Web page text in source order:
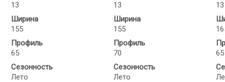
13
Ширина
155
Профиль
65
Сезонность
Лето
13
Ширина
155
Профиль
70
Сезонность
Лето
13
65